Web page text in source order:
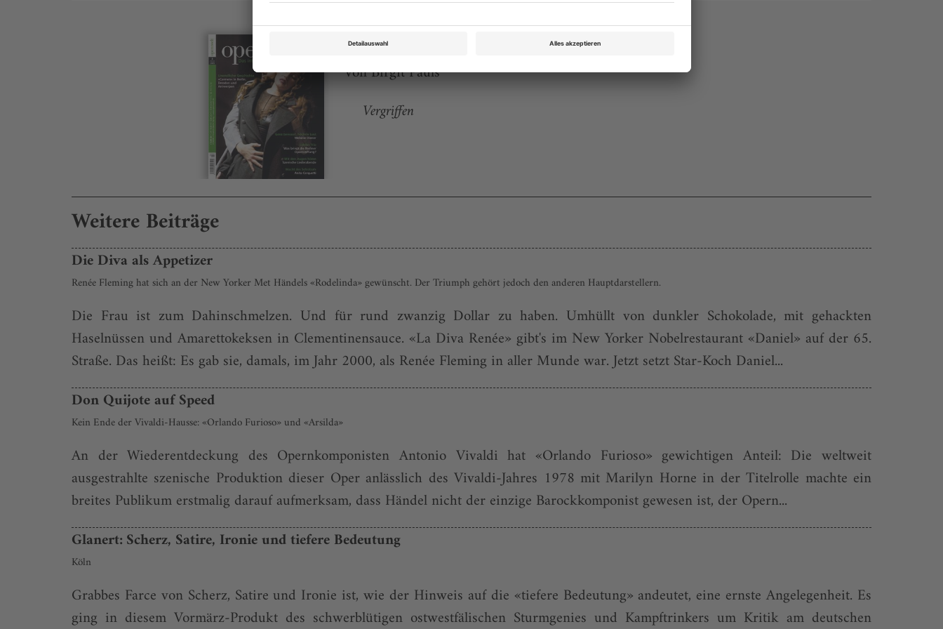
von Birgit Pauls
Vergriffen
Weitere Beiträge
Die Diva als Appetizer
Renée Fleming hat sich an der New Yorker Met Händels «Rodelinda» gewünscht. Der Triumph gehört jedoch den anderen Hauptdarstellern.
Die Frau ist zum Dahinschmelzen. Und für rund zwanzig Dollar zu haben. Umhüllt von dunkler Schokolade, mit gehackten
Haselnüssen und Amaretto­keksen in Clementinensauce. «La Diva Renée» gibt's im New Yorker Nobel­restaurant «Daniel» auf der 65.
Straße. Das heißt: Es gab sie, damals, im Jahr 2000, als Renée Fleming in aller Munde war. Jetzt setzt Star-Koch Daniel...
Don Quijote auf Speed
Kein Ende der Vivaldi-Hausse: «Orlando Furioso» und «Arsilda»
An der Wiederentdeckung des Opernkomponisten Antonio Vivaldi hat «Orlando Furioso» gewichtigen Anteil: Die weltweit
ausgestrahlte szenische Produktion dieser Oper anlässlich des Vivaldi-Jahres 1978 mit Marilyn Horne in der Titelrolle machte ein
breites Publikum erstmalig darauf aufmerksam, dass Händel nicht der einzige Barockkomponist gewesen ist, der Opern...
Glanert: Scherz, Satire, Ironie und tiefere Bedeutung
Köln
Grabbes Farce von Scherz, Satire und Ironie ist, wie der Hinweis auf die «tiefere Bedeutung» andeutet, eine ernste Angelegenheit. Es
ging in diesem Vormärz-Produkt des schwerblütigen ostwestfälischen Sturmgenies und Kampftrinkers um Kritik am deutschen